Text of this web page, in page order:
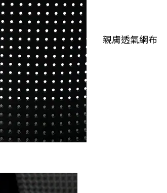
親膚透氣網布